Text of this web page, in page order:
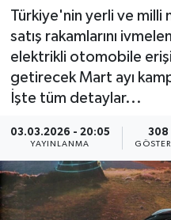
Türkiye'nin yerli ve milli
satış rakamlarını
elektrikli otomobile
getirecek Mart ayı
İşte tüm detaylar...
03.03.2026 - 20:05
YAYINLANMA
308
Siyaset
Tüm Manşetler
Son Dakika
Haber Arşivi